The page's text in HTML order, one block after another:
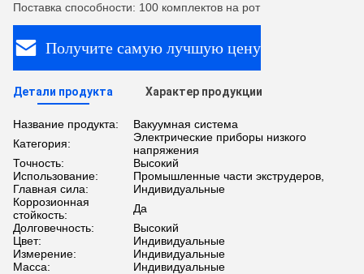
Поставка способности: 100 комплектов на рот
Получите самую лучшую цену
Детали продукта Характер продукции
Название продукта:
Вакуумная система
Категория:
Электрические приборы низкого
напряжения
Точность:
Высокий
Использование:
Промышленные части экструдеров,
Главная сила:
Индивидуальные
Коррозионная
стойкость:
Да
Долговечность:
Высокий
Цвет:
Индивидуальные
Измерение:
Индивидуальные
Масса:
Индивидуальные